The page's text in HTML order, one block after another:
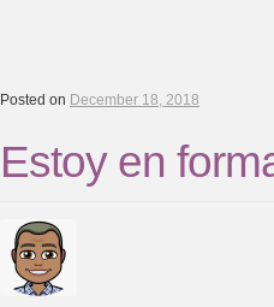
Posted on December 18, 2018
Estoy en